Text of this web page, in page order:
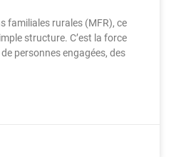
familiales rurales (MFR), ce
structure. C’est la force
personnes engagées, des